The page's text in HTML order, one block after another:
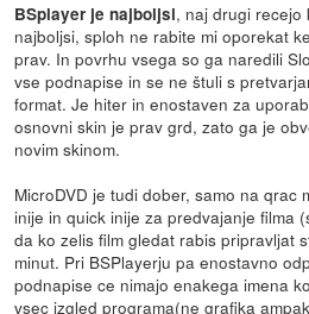
BSplayer je najboljsi, naj drugi recejo
najboljsi, sploh ne rabite mi oporekat
prav. In povrhu vsega so ga naredili
vse podnapise in se ne štuli s
format. Je hiter in enostaven za
osnovni skin je prav grd, zato ga je
novim skinom.
MicroDVD je tudi dober, samo na qrac
inije in quick inije za predvajanje filma
da ko zelis film gledat rabis pripravljat
minut. Pri BSPlayerju pa enostavno
podnapise ce nimajo enakega imena
vsec izgled programa(ne grafika